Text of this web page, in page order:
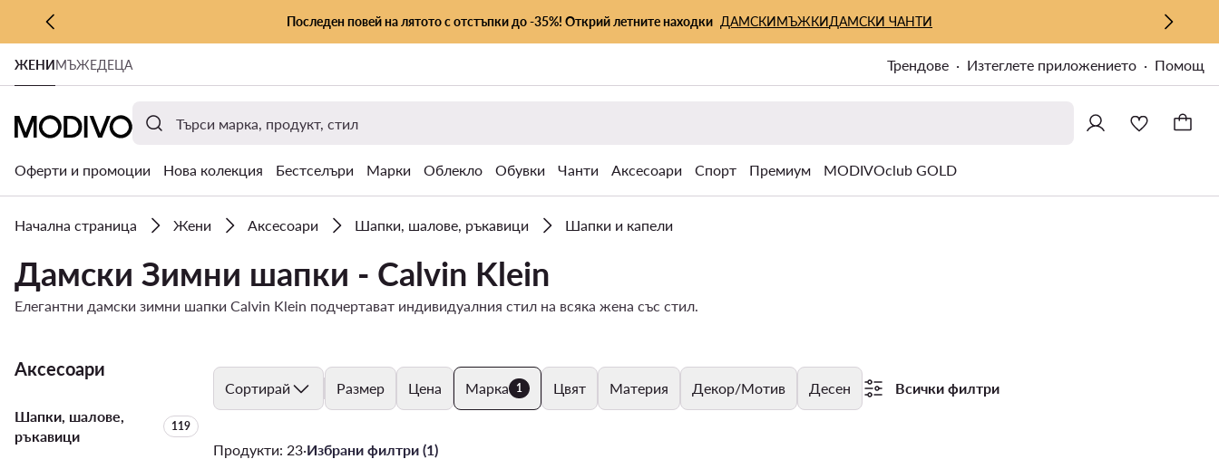
КЪМ ОСНОВНОТО СЪДЪРЖАНИЕ
КЪМ ТЪРСЕНЕ
Последен повей на лятото с отстъпки до -35%! Открий летните находки ДАМСКИМЪЖКИДАМСКИ ЧАНТИ
ЖЕНИМЪЖЕДЕЦА Трендове Изтеглете приложението Помощ
Оферти и промоции Нова колекция Бестселъри Марки Облекло Обувки Чанти Аксесоари Спорт Премиум MODIVOclub GOLD
Начална страница Жени Аксесоари Шапки, шалове, ръкавици Шапки и капели
Дамски Зимни шапки - Calvin Klein
Елегантни дамски зимни шапки Calvin Klein подчертават индивидуалния стил на всяка жена със стил.
Аксесоари
Шапки, шалове,
ръкавици
Брой на продуктите:
119
Сортирай Размер Цена Марка 1 Цвят Материя Декор/Мотив Десен Всички филтри
Продукти: 23·Избрани филтри (1)